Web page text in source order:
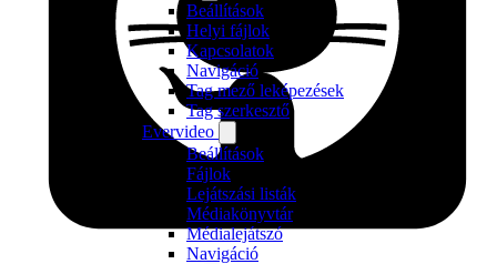
Beállítások
Helyi fájlok
Kapcsolatok
Navigáció
Tag mező leképezések
Tag szerkesztő
Evervideo
Beállítások
Fájlok
Lejátszási listák
Médiakönyvtár
Médialejátszó
Navigáció